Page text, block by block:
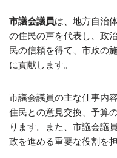
市議会議員は、地方自治
の住民の声を代表し、政
民の信頼を得て、市政の
に貢献します。
市議会議員の主な仕事内
住民との意見交換、予算
ります。また、市議会議
政を進める重要な役割を